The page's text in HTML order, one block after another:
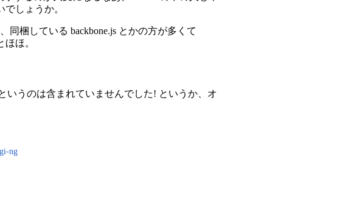
しょうか。
同梱している backbone.js とかの方が多くて
ほ。
いうのは含まれていませんでした! というか、オ
ng